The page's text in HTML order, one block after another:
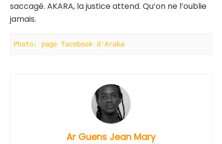
saccagé. AKARA, la justice attend. Qu’on ne l’oublie
jamais.
Photo: page facebook d'Araka
Ar Guens Jean Mary